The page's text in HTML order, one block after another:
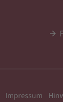
Impressum